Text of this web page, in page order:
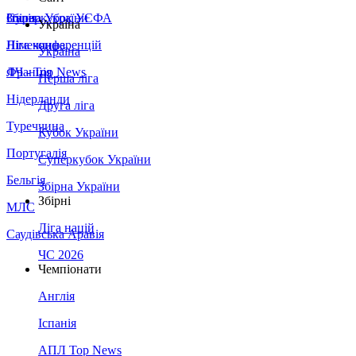
Збірна України
Італія
Німеччина
Франція
Нідерланди
Туреччина
Португалія
Бельгія
МЛС
Саудівська Аравія
Суперкубок УЄФА
Ліга конференцій
ЛЧ - Top News
Україна
Україна
Перша ліга
Друга ліга
Кубок України
Суперкубок України
Збірна України
Збірні
Ліга націй
ЧС 2026
Чемпіонати
Англія
Іспанія
АПЛ Top News